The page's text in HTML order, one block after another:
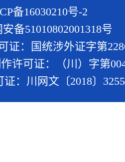
备16030210号-2
备51010802001318号
证：国统涉外证字第
许可证：（川）字第
：川网文〔2018〕